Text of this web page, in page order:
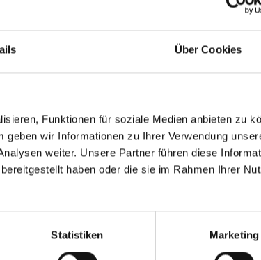
Über Cookies
Funktionen für soziale Medien anbieten zu
wir Informationen zu Ihrer Verwendung
weiter. Unsere Partner führen diese
haben oder die sie im Rahmen Ihrer
Statistiken Marketing
Wir sind volle 7 Tage die Woche für
sicherzustellen, dass jeder Kunde gut
sicheren Gefühl aus unserem Geschäft
Wir sprechen folgende Sprachen:
Punjabi/Hindi (Indisch), Rumänisch,
Albanisch, Serbisch, Arabisch, Kurdisch,
(Äthiopisch).